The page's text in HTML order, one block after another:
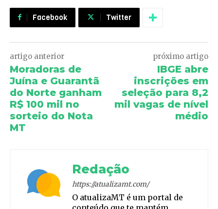
Facebook Twitter
artigo anterior
Moradoras de
Juína e Guarantã
do Norte ganham
R$ 100 mil no
sorteio do Nota
MT
próximo artigo
IBGE abre
inscrições em
seleção para 8,2
mil vagas de nível
médio
Redação
https://atualizamt.com/
O atualizaMT é um portal de